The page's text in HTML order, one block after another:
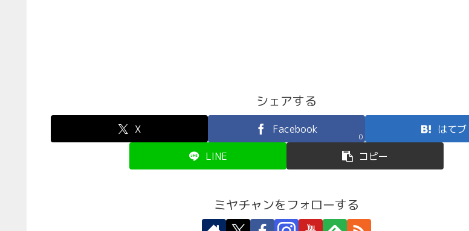
シェアする
X Facebook
0
はてブ
LINE コピー
ミヤチャンをフォローする